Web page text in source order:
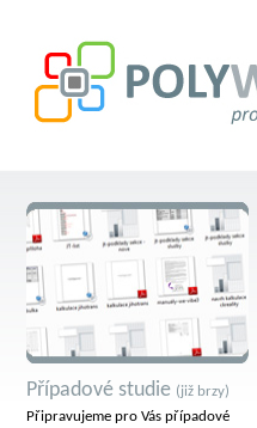
Případové studie (již brzy)
Připravujeme pro Vás případové